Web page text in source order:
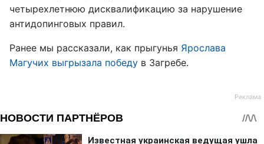
четырехлетнюю дисквалификацию за нарушение
антидопинговых правил.
Ранее мы рассказали, как прыгунья Ярослава
Магучих выгрызала победу в Загребе.